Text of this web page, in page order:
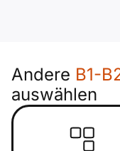
Andere B1-
auswählen